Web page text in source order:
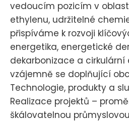
vedoucím pozicím v
ethylenu, udržitelné
přispíváme k rozvoji
energetika, energetické
dekarbonizace a cirkulární
vzájemně se doplňující
Technologie, produkty a
Realizace projektů –
škálovatelnou